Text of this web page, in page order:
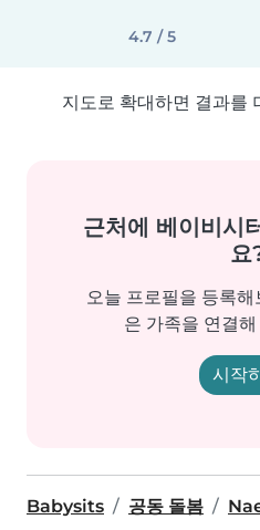
4.7 / 5
지도로 확대하면 결과를
근처에 베이비시
요
오늘 프로필을 등록
은 가족을 연결
시작
Babysits 공동 돌봄